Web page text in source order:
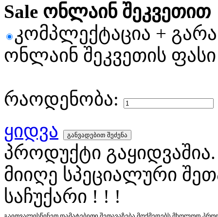
Sale ონლაინ შეკვეთით
კომპლექტაცია +
ონლაინ შეკვეთის
რაოდენობა:
ყიდვა
პროდუქტი გაყიდვაშია.
მიიღე სპეციალური
საჩუქარი ! ! !